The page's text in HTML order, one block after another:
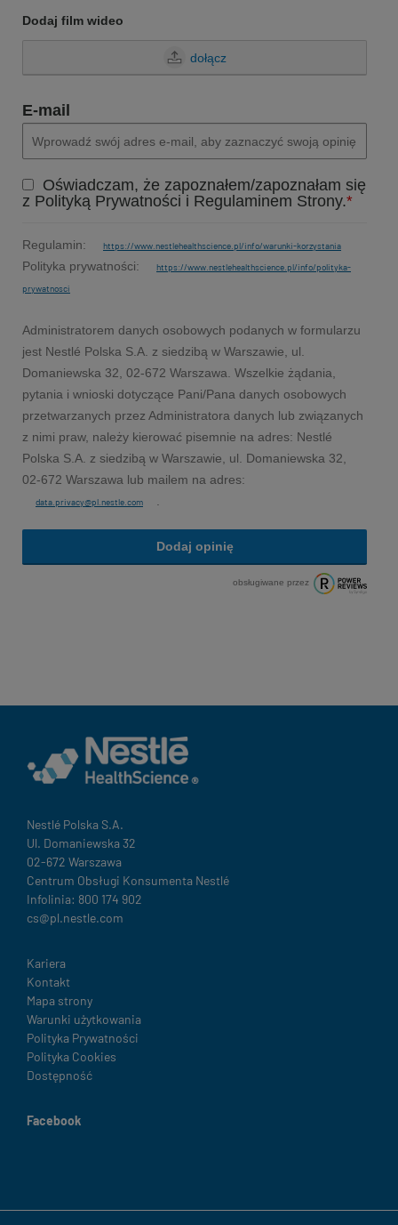
Dodaj film wideo
dołącz
E-mail
Oświadczam, że zapoznałem/zapoznałam się
z Polityką Prywatności i Regulaminem Strony.*
Regulamin: https://www.nestlehealthscience.pl/info/warunki-korzystania
Polityka prywatności:
https://www.nestlehealthscience.pl/info/polityka-
prywatnosci
Administratorem danych osobowych podanych w formularzu
jest Nestlé Polska S.A. z siedzibą w Warszawie, ul.
Domaniewska 32, 02-672 Warszawa. Wszelkie żądania,
pytania i wnioski dotyczące Pani/Pana danych osobowych
przetwarzanych przez Administratora danych lub związanych
z nimi praw, należy kierować pisemnie na adres: Nestlé
Polska S.A. z siedzibą w Warszawie, ul. Domaniewska 32,
02-672 Warszawa lub mailem na adres:
data.privacy@pl.nestle.com
Dodaj opinię
obsługiwane przez
Nestlé Polska S.A.
Ul. Domaniewska 32
02-672 Warszawa
Centrum Obsługi Konsumenta Nestlé
Infolinia: 800 174 902
cs@pl.nestle.com
Terms
&
Condition
footer
Kariera
Kontakt
Mapa strony
Warunki użytkowania
Polityka Prywatności
Polityka Cookies
Dostępność
Facebook